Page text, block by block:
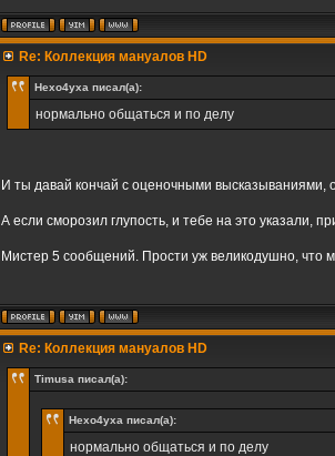
Re: Коллекция мануалов HD
Hexo4yxa писал(а):
нормально общаться и по делу
И ты давай кончай с оценочными высказываниями,
А если сморозил глупость, и тебе на это указали,
Мистер 5 сообщений. Прости уж великодушно, что
Re: Коллекция мануалов HD
Timusa писал(а):
Hexo4yxa писал(а):
нормально общаться и по делу